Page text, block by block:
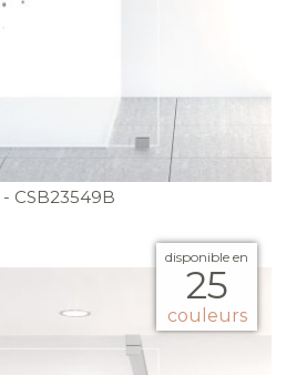
- CSB23549B
disponible en
25
couleurs